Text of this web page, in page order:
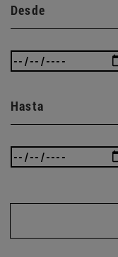
Desde
Hasta